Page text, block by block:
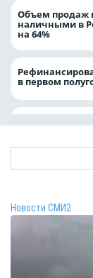
Объем продаж
наличными в
на 64%
в первом
Новости СМИ2